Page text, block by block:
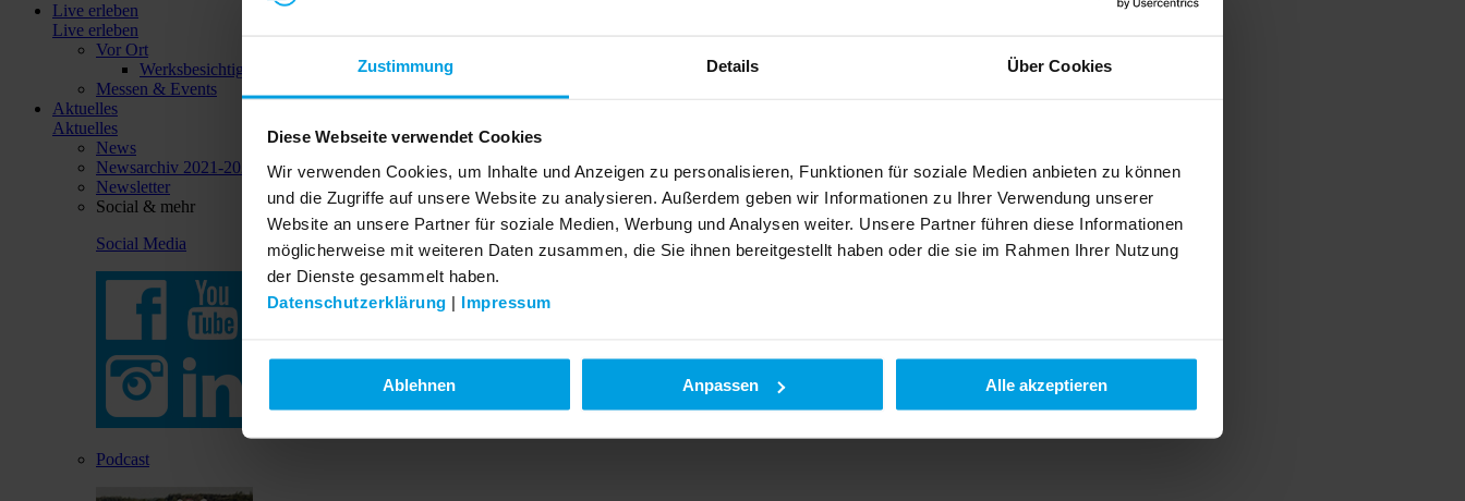
Zustimmung Details Über Cookies
Diese Webseite verwendet Cookies
Wir verwenden Cookies, um Inhalte und Anzeigen zu personalisieren, Funktionen für soziale Medien anbieten zu können
und die Zugriffe auf unsere Website zu analysieren. Außerdem geben wir Informationen zu Ihrer Verwendung unserer
Website an unsere Partner für soziale Medien, Werbung und Analysen weiter. Unsere Partner führen diese Informationen
möglicherweise mit weiteren Daten zusammen, die Sie ihnen bereitgestellt haben oder die sie im Rahmen Ihrer Nutzung
der Dienste gesammelt haben.
Datenschutzerklärung | Impressum
Ablehnen Anpassen Alle akzeptieren
Live erleben
Live erleben
Vor Ort
Werksbesichtigungen
Messen & Events
Aktuelles
Aktuelles
News
Newsarchiv 2021-2023
Newsletter
Social & mehr
Social Media
Podcast